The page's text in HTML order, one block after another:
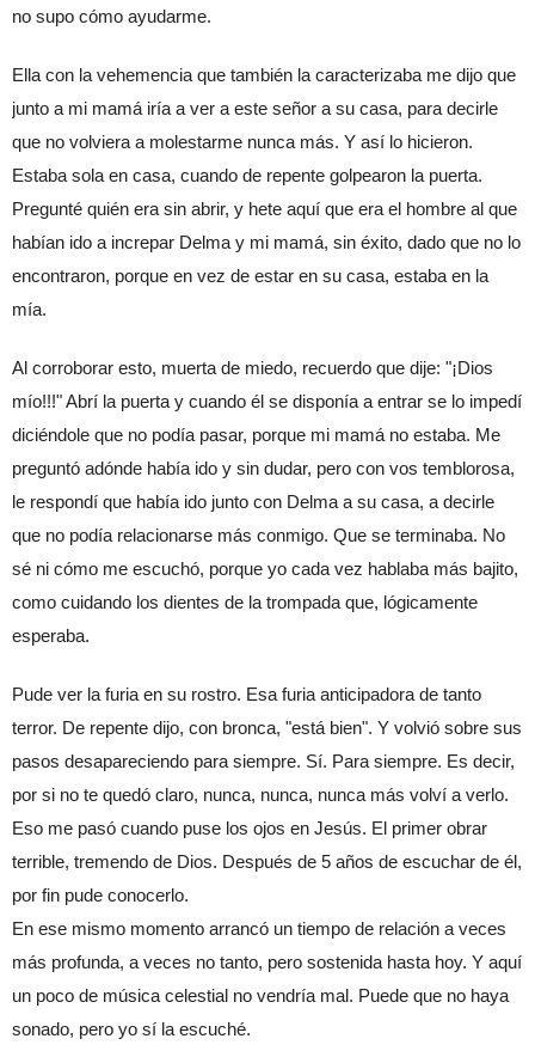
no supo cómo ayudarme.
Ella con la vehemencia que también la caracterizaba me dijo que
junto a mi mamá iría a ver a este señor a su casa, para decirle
que no volviera a molestarme nunca más. Y así lo hicieron.
Estaba sola en casa, cuando de repente golpearon la puerta.
Pregunté quién era sin abrir, y hete aquí que era el hombre al que
habían ido a increpar Delma y mi mamá, sin éxito, dado que no lo
encontraron, porque en vez de estar en su casa, estaba en la
mía.
Al corroborar esto, muerta de miedo, recuerdo que dije: "¡Dios
mío!!!" Abrí la puerta y cuando él se disponía a entrar se lo impedí
diciéndole que no podía pasar, porque mi mamá no estaba. Me
preguntó adónde había ido y sin dudar, pero con vos temblorosa,
le respondí que había ido junto con Delma a su casa, a decirle
que no podía relacionarse más conmigo. Que se terminaba. No
sé ni cómo me escuchó, porque yo cada vez hablaba más bajito,
como cuidando los dientes de la trompada que, lógicamente
esperaba.
Pude ver la furia en su rostro. Esa furia anticipadora de tanto
terror. De repente dijo, con bronca, "está bien". Y volvió sobre sus
pasos desapareciendo para siempre. Sí. Para siempre. Es decir,
por si no te quedó claro, nunca, nunca, nunca más volví a verlo.
Eso me pasó cuando puse los ojos en Jesús. El primer obrar
terrible, tremendo de Dios. Después de 5 años de escuchar de él,
por fin pude conocerlo.
En ese mismo momento arrancó un tiempo de relación a veces
más profunda, a veces no tanto, pero sostenida hasta hoy. Y aquí
un poco de música celestial no vendría mal. Puede que no haya
sonado, pero yo sí la escuché.